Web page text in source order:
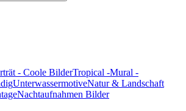
- Coole BilderTropical -Mural -
UnterwassermotiveNatur & Landschaft
Nachtaufnahmen Bilder